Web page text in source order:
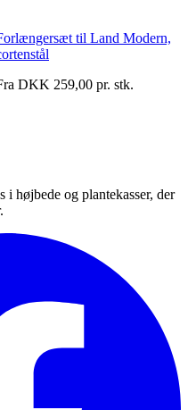
til Land Modern,
DKK 259,00 pr. stk.
i højbede og plantekasser, der